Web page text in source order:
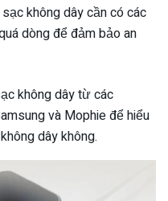
sạc không dây cần có các
dòng để đảm bảo an
không dây từ các
và Mophie để hiểu
dây không.